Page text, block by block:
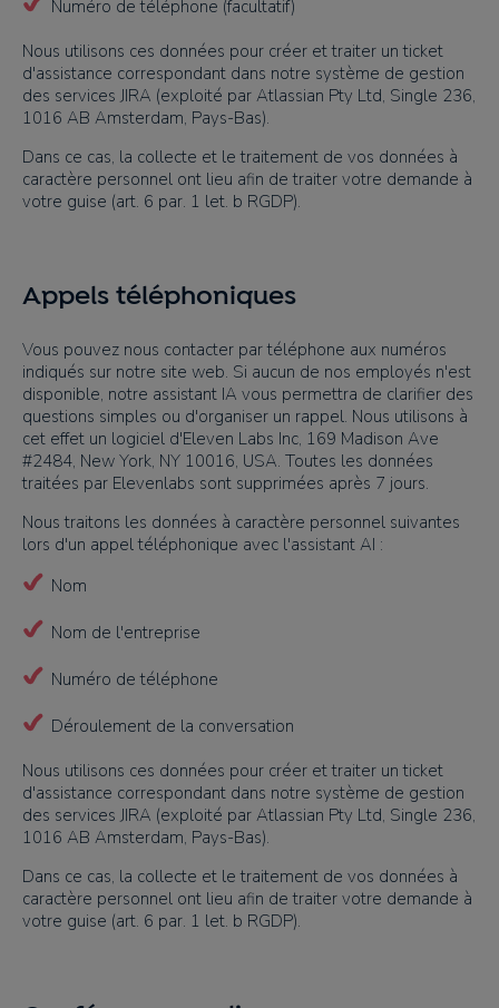
Numéro de téléphone (facultatif)
Nous utilisons ces données pour créer et traiter un ticket
d'assistance correspondant dans notre système de gestion
des services JIRA (exploité par Atlassian Pty Ltd, Single 236,
1016 AB Amsterdam, Pays-Bas).
Dans ce cas, la collecte et le traitement de vos données à
caractère personnel ont lieu afin de traiter votre demande à
votre guise (art. 6 par. 1 let. b RGDP).
Appels téléphoniques
Vous pouvez nous contacter par téléphone aux numéros
indiqués sur notre site web. Si aucun de nos employés n'est
disponible, notre assistant IA vous permettra de clarifier des
questions simples ou d'organiser un rappel. Nous utilisons à
cet effet un logiciel d'Eleven Labs Inc, 169 Madison Ave
#2484, New York, NY 10016, USA. Toutes les données
traitées par Elevenlabs sont supprimées après 7 jours.
Nous traitons les données à caractère personnel suivantes
lors d'un appel téléphonique avec l'assistant AI :
Nom
Nom de l'entreprise
Numéro de téléphone
Déroulement de la conversation
Nous utilisons ces données pour créer et traiter un ticket
d'assistance correspondant dans notre système de gestion
des services JIRA (exploité par Atlassian Pty Ltd, Single 236,
1016 AB Amsterdam, Pays-Bas).
Dans ce cas, la collecte et le traitement de vos données à
caractère personnel ont lieu afin de traiter votre demande à
votre guise (art. 6 par. 1 let. b RGDP).